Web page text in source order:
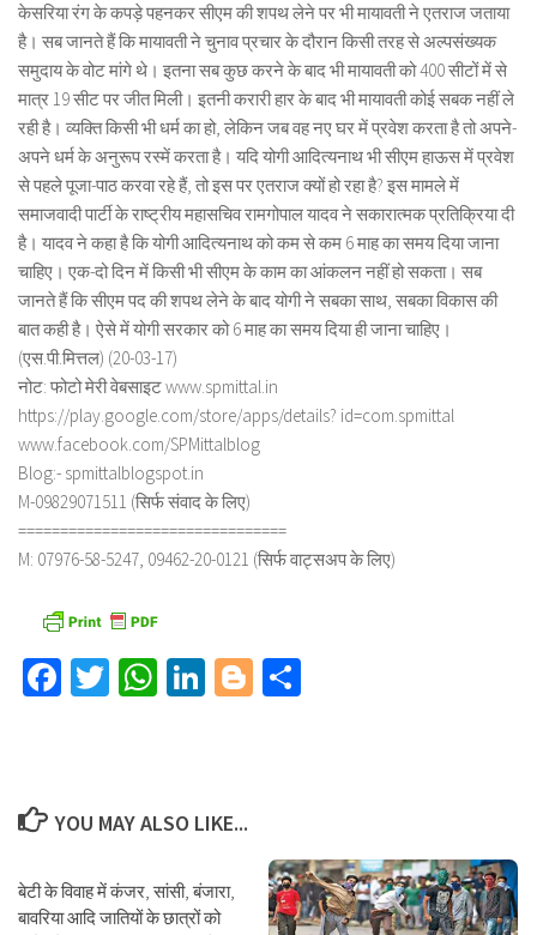
केसरिया रंग के कपड़े पहनकर सीएम की शपथ लेने पर भी मायावती ने एतराज जताया
है। सब जानते हैं कि मायावती ने चुनाव प्रचार के दौरान किसी तरह से अल्पसंख्यक
समुदाय के वोट मांगे थे। इतना सब कुछ करने के बाद भी मायावती को 400 सीटों में से
मात्र 19 सीट पर जीत मिली। इतनी करारी हार के बाद भी मायावती कोई सबक नहीं ले
रही है। व्यक्ति किसी भी धर्म का हो, लेकिन जब वह नए घर में प्रवेश करता है तो अपने-
अपने धर्म के अनुरूप रस्में करता है। यदि योगी आदित्यनाथ भी सीएम हाऊस में प्रवेश
से पहले पूजा-पाठ करवा रहे हैं, तो इस पर एतराज क्यों हो रहा है? इस मामले में
समाजवादी पार्टी के राष्ट्रीय महासचिव रामगोपाल यादव ने सकारात्मक प्रतिक्रिया दी
है। यादव ने कहा है कि योगी आदित्यनाथ को कम से कम 6 माह का समय दिया जाना
चाहिए। एक-दो दिन में किसी भी सीएम के काम का आंकलन नहीं हो सकता। सब
जानते हैं कि सीएम पद की शपथ लेने के बाद योगी ने सबका साथ, सबका विकास की
बात कही है। ऐसे में योगी सरकार को 6 माह का समय दिया ही जाना चाहिए।
(एस.पी.मित्तल) (20-03-17)
नोट: फोटो मेरी वेबसाइट www.spmittal.in
https://play.google.com/store/apps/details? id=com.spmittal
www.facebook.com/SPMittalblog
Blog:- spmittalblogspot.in
M-09829071511 (सिर्फ संवाद के लिए)
================================
M: 07976-58-5247, 09462-20-0121 (सिर्फ वाट्सअप के लिए)
Facebook
TwitterWhatsApp
LinkedIn
Blogger
YOU MAY ALSO LIKE...
बेटी के विवाह में कंजर, सांसी, बंजारा,
बावरिया आदि जातियों के छात्रों को